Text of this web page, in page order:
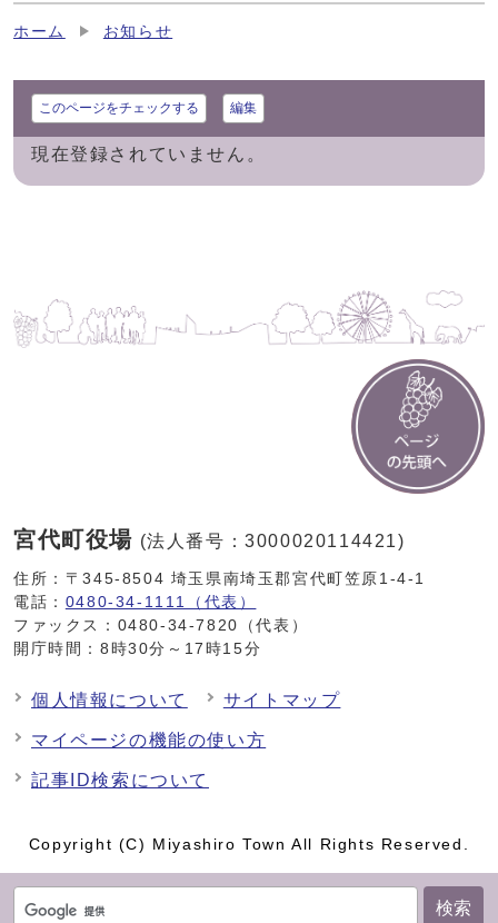
検索
ホーム お知らせ
このページをチェックする 編集
現在登録されていません。
宮代町役場 (法人番号：3000020114421)
住所：〒345-8504 埼玉県南埼玉郡宮代町笠原1-4-1
電話： 0480-34-1111（代表）
ファックス：0480-34-7820（代表）
開庁時間：8時30分～17時15分
個人情報について サイトマップ
マイページの機能の使い方
記事ID検索について
Copyright (C) Miyashiro Town All Rights Reserved.